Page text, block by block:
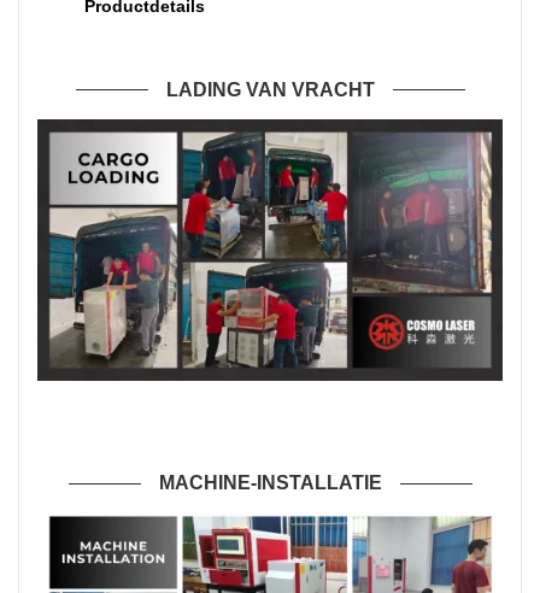
Productdetails
LADING VAN VRACHT
MACHINE-INSTALLATIE